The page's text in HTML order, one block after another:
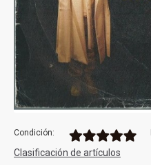
Condición:
Clasificación de artículos